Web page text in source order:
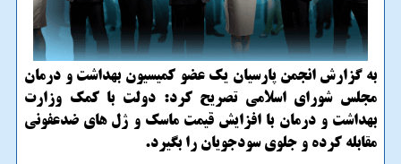
به گزارش انجمن پارسیان یك عضو كمیسیون بهداشت و درمان
مجلس شورای اسلامی تصریح كرد: دولت با كمك وزارت
بهداشت و درمان با افزایش قیمت ماسك و ژل های ضدعفونی
مقابله كرده و جلوی سودجویان را بگیرد.